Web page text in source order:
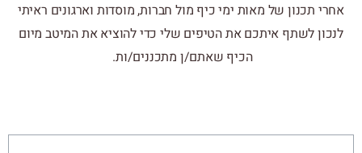
אחרי תכנון של מאות ימי כיף מול חברות, מוסדות וארגונים ראיתי
לנכון לשתף איתכם את הטיפים שלי כדי להוציא את המיטב מיום
הכיף שאתם/ן מתכננים/ות.